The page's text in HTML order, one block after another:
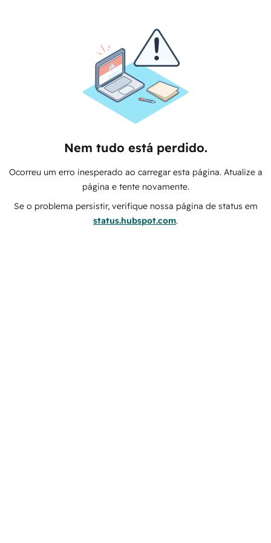
Nem tudo está perdido.
Ocorreu um erro inesperado ao carregar esta página. Atualize a
página e tente novamente.
Se o problema persistir, verifique nossa página de status em
status.hubspot.com.